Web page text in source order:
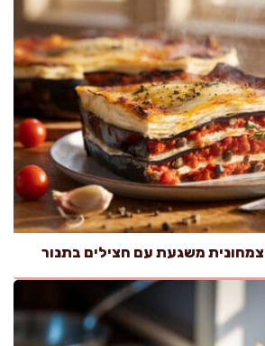
משגעת עם חצילים בתנור